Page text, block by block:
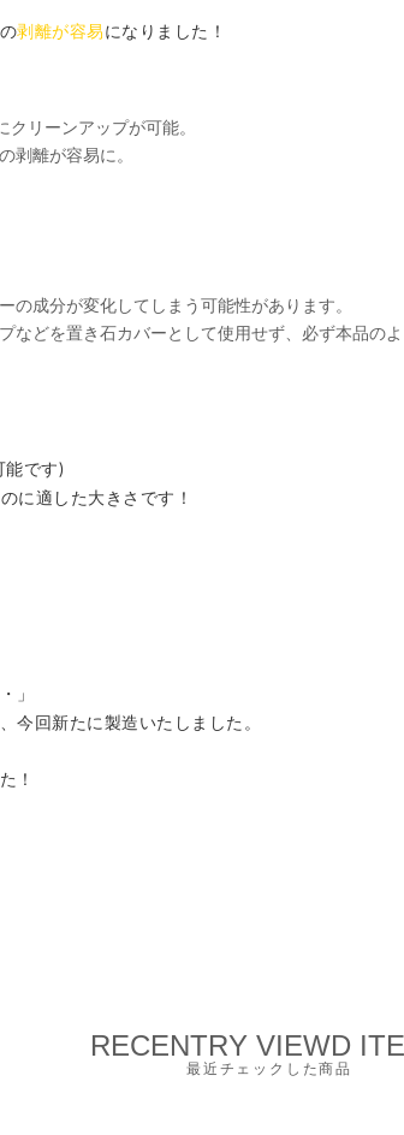
剥離が容易 になりました！
リーンアップが可能。
剥離が容易に。
成分が変化してしまう可能性があります。
どを置き石カバーとして使用せず、必ず本品の
能です)
に適した大きさです！
」
今回新たに製造いたしました。
！
RECENTRY VIEWD
最近チェックした商品